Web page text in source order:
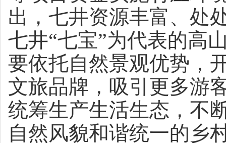
出，七井资源丰富、处
七井“七宝”为代表的高
要依托自然景观优势，
文旅品牌，吸引更多游
统筹生产生活生态，不
自然风貌和谐统一的乡